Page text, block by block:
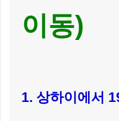
이동)
1. 상하이에서